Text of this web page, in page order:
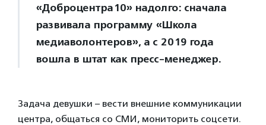
«Доброцентра10» надолго: сначала
развивала программу «Школа
медиаволонтеров», а с 2019 года
вошла в штат как пресс-менеджер.
Задача девушки – вести внешние коммуникации
центра, общаться со СМИ, мониторить соцсети.